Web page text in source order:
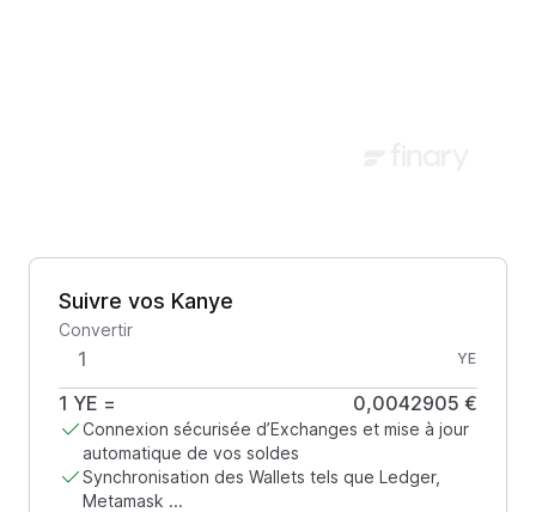
Suivre vos Kanye
Convertir
YE
1 YE = 0,0042905 €
Connexion sécurisée d’Exchanges et mise à jour
automatique de vos soldes
Synchronisation des Wallets tels que Ledger,
Metamask ...